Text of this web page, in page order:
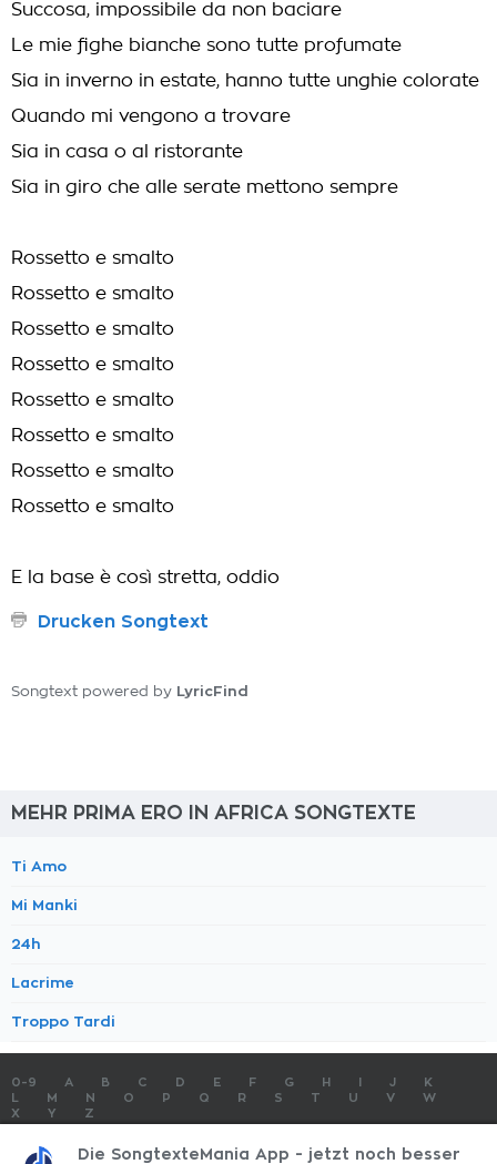
Succosa, impossibile da non baciare
Le mie fighe bianche sono tutte profumate
Sia in inverno in estate, hanno tutte unghie colorate
Quando mi vengono a trovare
Sia in casa o al ristorante
Sia in giro che alle serate mettono sempre
Rossetto e smalto
Rossetto e smalto
Rossetto e smalto
Rossetto e smalto
Rossetto e smalto
Rossetto e smalto
Rossetto e smalto
Rossetto e smalto
E la base è così stretta, oddio
Drucken Songtext
Songtext powered by LyricFind
MEHR PRIMA ERO IN AFRICA SONGTEXTE
Ti Amo
Mi Manki
24h
Lacrime
Troppo Tardi
0-9 A B C D E F G H J
K
M N O P Q R S T U V
W
X
Y Z
SONGTEXTE ABSCHICKEN
KONTAKT IMPRESSUM
Die SongtexteMania App - jetzt noch besser